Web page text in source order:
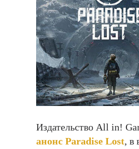
Издательство All in!
анонс Paradise Lost, в